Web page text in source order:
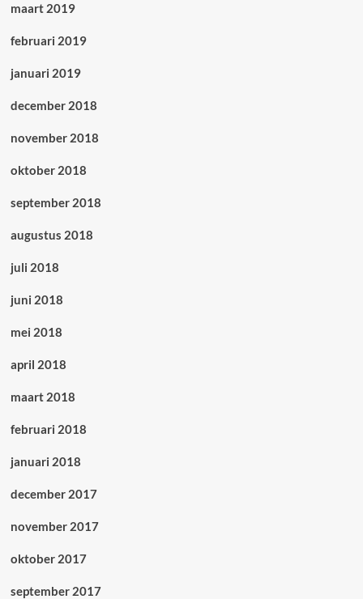
maart 2019
februari 2019
januari 2019
december 2018
november 2018
oktober 2018
september 2018
augustus 2018
juli 2018
juni 2018
mei 2018
april 2018
maart 2018
februari 2018
januari 2018
december 2017
november 2017
oktober 2017
september 2017